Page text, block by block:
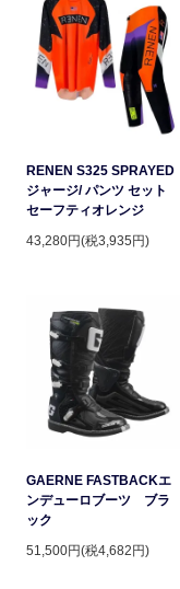
RENEN S325 SPRAYED
ジャージ/ パンツ セット
セーフティオレンジ
43,280円(税3,935円)
GAERNE FASTBACKエ
ンデューロブーツ ブラ
ック
51,500円(税4,682円)